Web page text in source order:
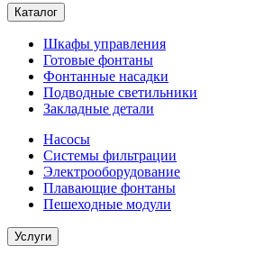
Каталог
Шкафы управления
Готовые фонтаны
Фонтанные насадки
Подводные светильники
Закладные детали
Насосы
Системы фильтрации
Электрооборудование
Плавающие фонтаны
Пешеходные модули
Услуги